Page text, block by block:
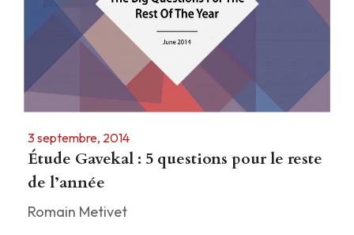
3 septembre, 2014
Étude Gavekal : 5 questions pour le reste
de l’année
Romain Metivet